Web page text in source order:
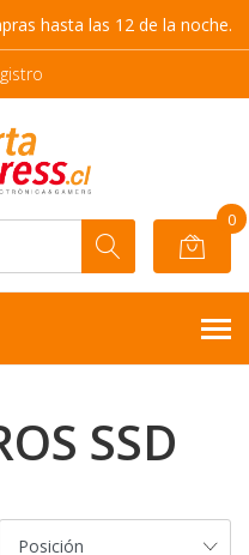
hasta las 12 de la noche.
0
SSD